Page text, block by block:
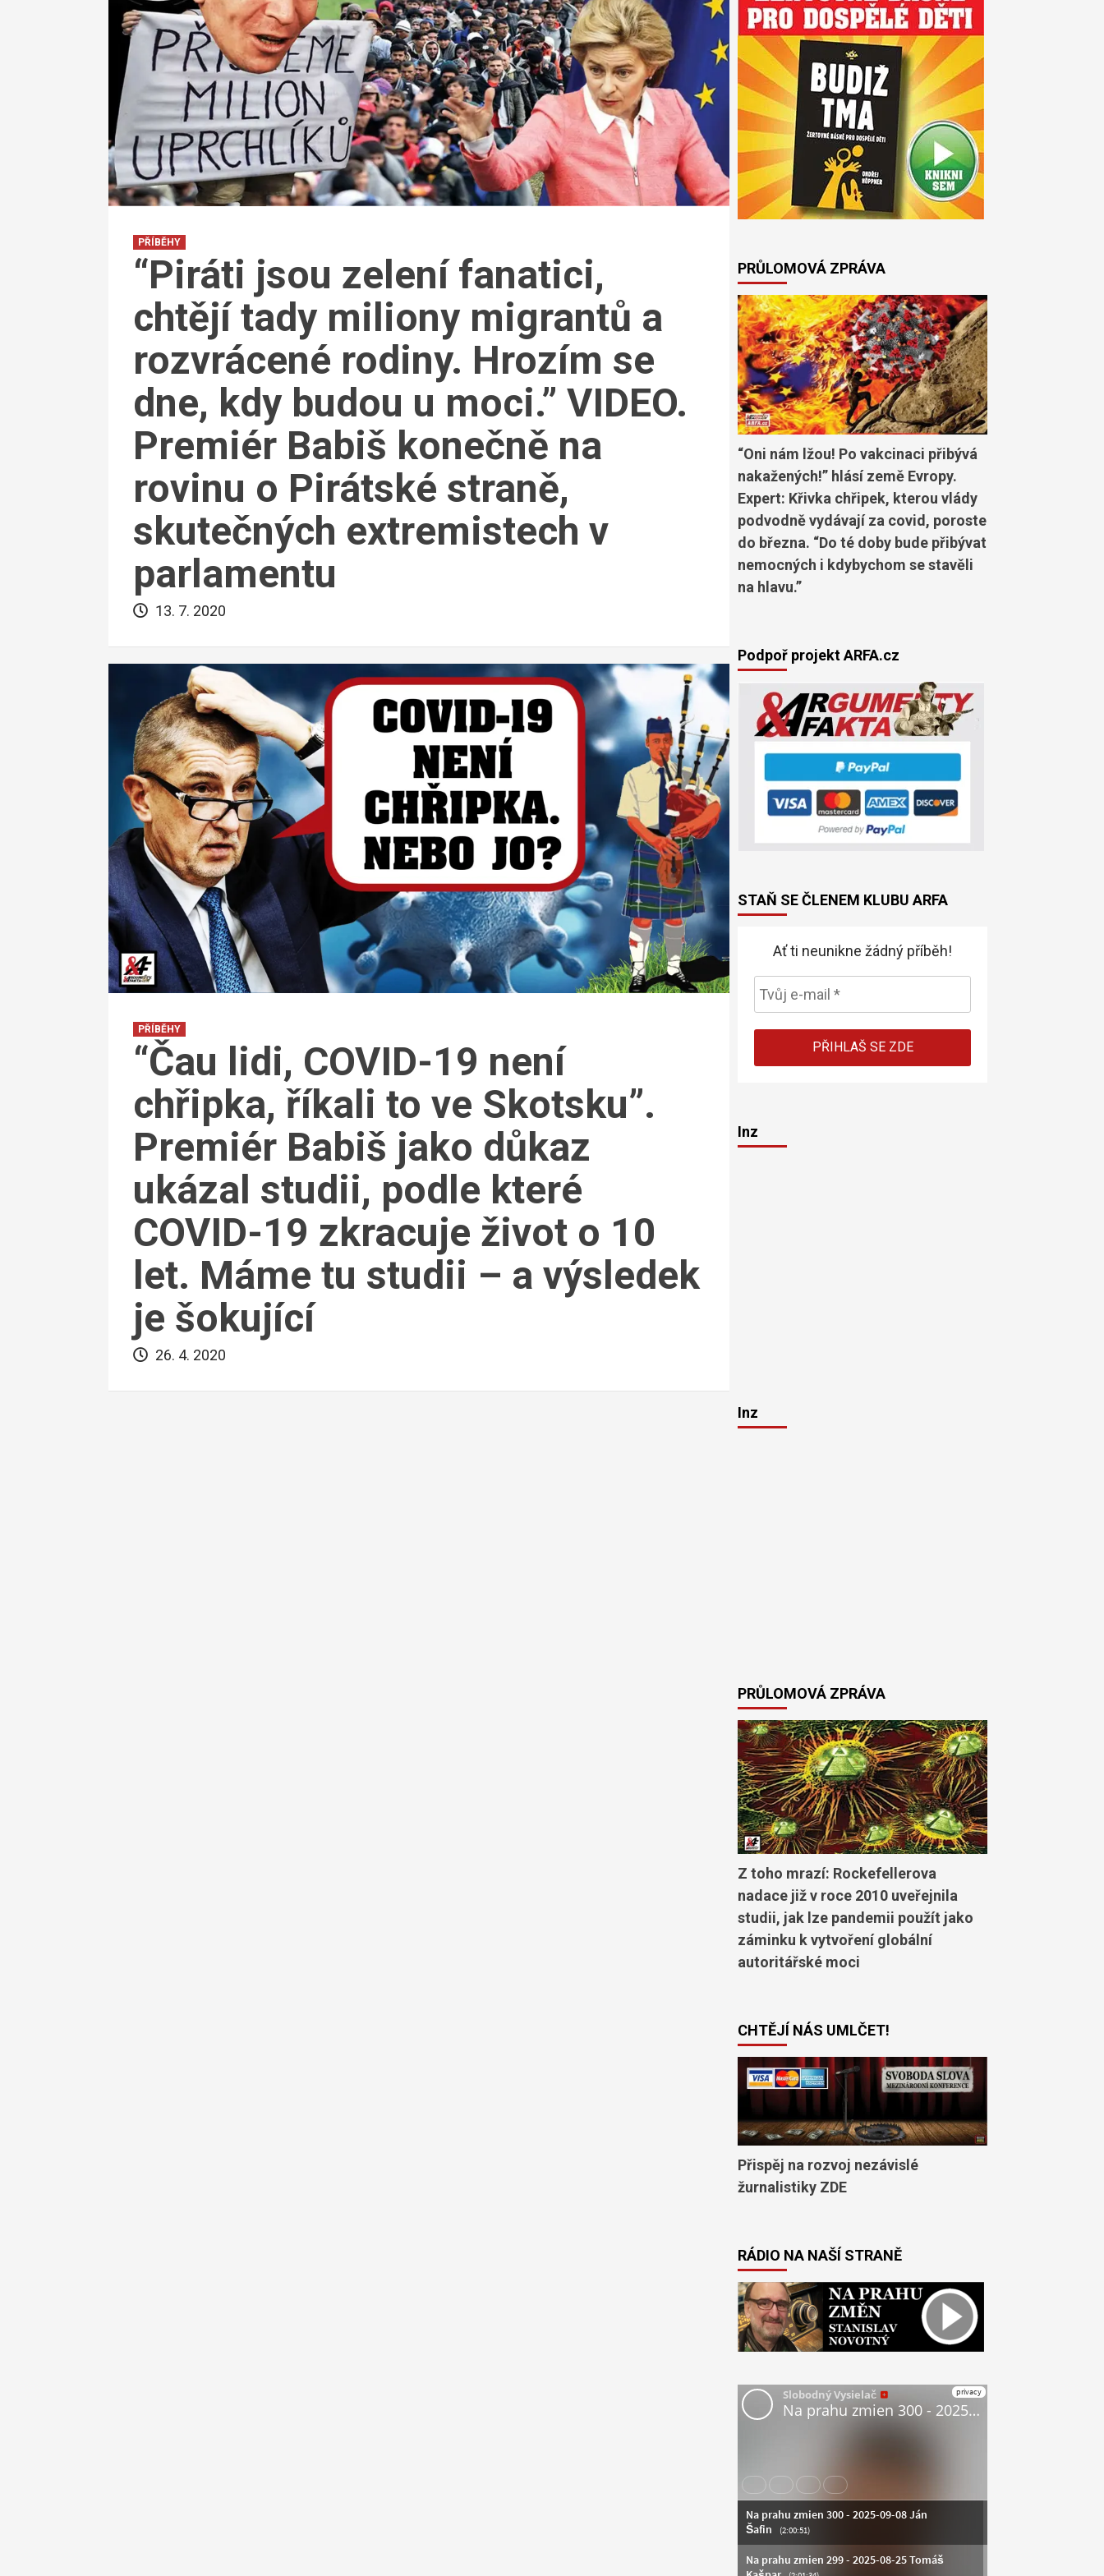
PŘÍBĚHY
“Piráti jsou zelení fanatici,
chtějí tady miliony migrantů a
rozvrácené rodiny. Hrozím se
dne, kdy budou u moci.” VIDEO.
Premiér Babiš konečně na
rovinu o Pirátské straně,
skutečných extremistech v
parlamentu
13. 7. 2020
PŘÍBĚHY
“Čau lidi, COVID-19 není
chřipka, říkali to ve Skotsku”.
Premiér Babiš jako důkaz
ukázal studii, podle které
COVID-19 zkracuje život o 10
let. Máme tu studii – a výsledek
je šokující
26. 4. 2020
PRŮLOMOVÁ ZPRÁVA
“Oni nám lžou! Po vakcinaci přibývá
nakažených!” hlásí země Evropy.
Expert: Křivka chřipek, kterou vlády
podvodně vydávají za covid, poroste
do března. “Do té doby bude přibývat
nemocných i kdybychom se stavěli
na hlavu.”
Podpoř projekt ARFA.cz
STAŇ SE ČLENEM KLUBU ARFA
Ať ti neunikne žádný příběh!
Inz
Inz
PRŮLOMOVÁ ZPRÁVA
Z toho mrazí: Rockefellerova
nadace již v roce 2010 uveřejnila
studii, jak lze pandemii použít jako
záminku k vytvoření globální
autoritářské moci
CHTĚJÍ NÁS UMLČET!
Přispěj na rozvoj nezávislé
žurnalistiky ZDE
RÁDIO NA NAŠÍ STRANĚ